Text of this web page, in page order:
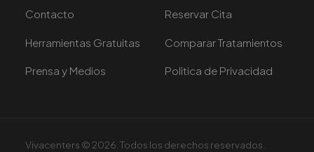
Contacto Reservar Cita
Herramientas Gratuitas Comparar Tratamientos
Prensa y Medios Politica de Privacidad
Vivacenters © 2026. Todos los derechos reservados.